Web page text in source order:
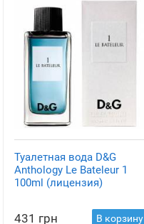
Туалетная вода D&G
Anthology Le Bateleur 1
100ml (лицензия)
431 грн В корзину